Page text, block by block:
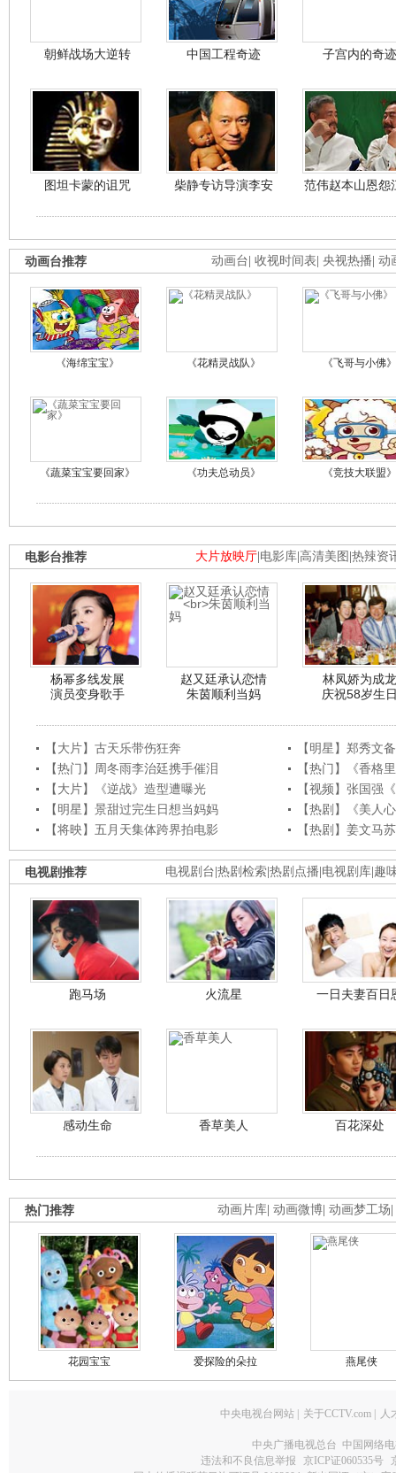
朝鲜战场大逆转 中国工程奇迹 子宫内的奇迹
图坦卡蒙的诅咒 柴静专访导演李安 范伟赵本山恩怨
动画台 收视时间表 央视热播 动
动画台推荐
《海绵宝宝》 《花精灵战队》 《飞哥与小佛》
《蔬菜宝宝要回家》 《功夫总动员》 《竞技大联盟》
大片放映厅 电影库 高清美图 热辣资
电影台推荐
杨幂多线发展
演员变身歌手
赵又廷承认恋情
朱茵顺利当妈
林凤娇为成龙
庆祝58岁生
【大片】古天乐带伤狂奔
【明星】郑秀文
【热门】周冬雨李治廷携手催泪
【热门】《香格
【大片】《逆战》造型遭曝光
【视频】张国强
【明星】景甜过完生日想当妈妈
【热剧】《美人
【将映】五月天集体跨界拍电影
【热剧】姜文马
电视剧台 热剧检索 热剧点播 电视剧库 趣
电视剧推荐
跑马场 火流星 一日夫妻百日
感动生命 香草美人 百花深处
动画片库 动画微博 动画梦工场
热门推荐
花园宝宝 爱探险的朵拉 燕尾侠
中央电视台网站 关于CCTV.com 人
中央广播电视总台 中国网络
违法和不良信息举报
京ICP证060535号